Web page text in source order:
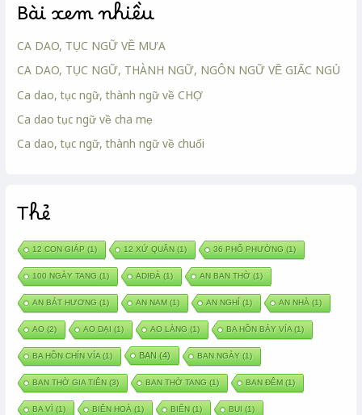
Bài xem nhiều
CA DAO, TỤC NGỮ VỀ MƯA
CA DAO, TỤC NGỮ, THÀNH NGỮ, NGÔN NGỮ VỀ GIẤC NGỦ
Ca dao, tục ngữ, thành ngữ về CHỢ
Ca dao tục ngữ về cha mẹ
Ca dao, tục ngữ, thành ngữ về chuối
Thẻ
12 CON GIÁP (1) 12 XỨ QUÂN (1) 36 PHỐ PHƯỜNG (1)
100 NGÀY TANG (1) ADIĐÀ (1) AN BAN THỜ(1)
AN BÁT HƯƠNG (1) AN NAM(1) AN NGHỈ (1) AN NHÀ (1)
AO (2) AO DẠI (1) AO LÀNG (1) BA HỒN BẢY VÍA(1)
BA HỒN CHÍN VÍA(1) BAN (4) BAN NGÀY (1)
BAN THỜ GIA TIÊN (3) BAN THỜ TANG (1) BAN ĐÊM(1)
BA VÌ (1) BIÊN HOÀ (1) BIỂN (1) BUI (1)